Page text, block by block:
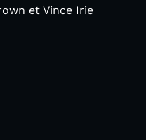
et Vince Irie